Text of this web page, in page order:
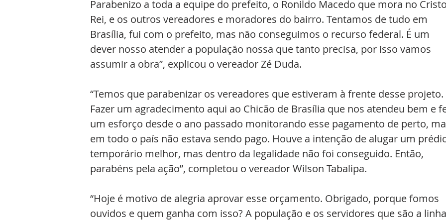
Parabenizo a toda a equipe do prefeito, o Ronildo Macedo que mora no Cristo
Rei, e os outros vereadores e moradores do bairro. Tentamos de tudo em
Brasília, fui com o prefeito, mas não conseguimos o recurso federal. É um
dever nosso atender a população nossa que tanto precisa, por isso vamos
assumir a obra”, explicou o vereador Zé Duda.
“Temos que parabenizar os vereadores que estiveram à frente desse projeto.
Fazer um agradecimento aqui ao Chicão de Brasília que nos atendeu bem e
um esforço desde o ano passado monitorando esse pagamento de perto,
em todo o país não estava sendo pago. Houve a intenção de alugar um
temporário melhor, mas dentro da legalidade não foi conseguido. Então,
parabéns pela ação”, completou o vereador Wilson Tabalipa.
“Hoje é motivo de alegria aprovar esse orçamento. Obrigado, porque fomos
ouvidos e quem ganha com isso? A população e os servidores que são a linha